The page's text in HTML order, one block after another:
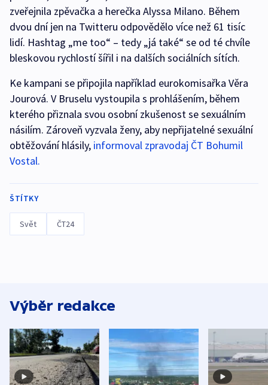
zveřejnila zpěvačka a herečka Alyssa Milano. Během
dvou dní jen na Twitteru odpovědělo více než 61 tisíc
lidí. Hashtag „me too“ – tedy „já také“ se od té chvíle
bleskovou rychlostí šířil i na dalších sociálních sítích.
Ke kampani se připojila například eurokomisařka Věra
Jourová. V Bruselu vystoupila s prohlášením, během
kterého přiznala svou osobní zkušenost se sexuálním
násilím. Zároveň vyzvala ženy, aby nepřijatelné sexuální
obtěžování hlásily, informoval zpravodaj ČT Bohumil
Vostal.
ŠTÍTKY
Svět ČT24
Výběr redakce